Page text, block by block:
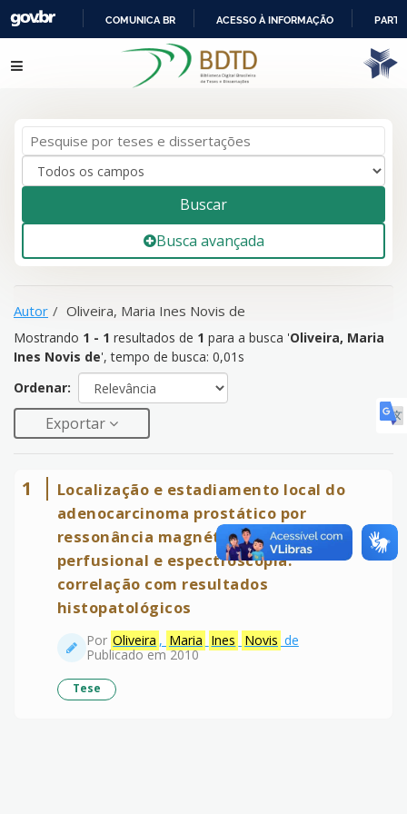
IR
PARA
COMUNICA BR ACESSO À INFORMAÇÃO
resultados de 1para a busca '
Oliveira, Maria
Ines Novis de
Pular para o conteúdo
Buscar
Busca avançada
Autor Oliveira, Maria Ines Novis de
Mostrando 1 - 1 resultados de 1 para a busca 'Oliveira, Maria
Ines Novis de', tempo de busca: 0,01s
Ordenar:
Exportar
1
Localização e estadiamento local do
adenocarcinoma prostático por
ressonância magnética com estudo
perfusional e espectroscopia:
correlação com resultados
histopatológicos
Por Oliveira , Maria Ines Novis de
Publicado em 2010
Tese